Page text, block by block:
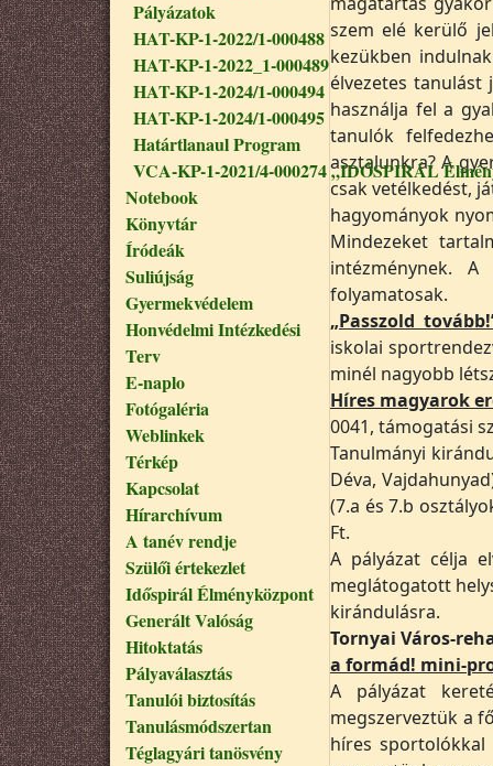
Pályázatok
HAT-KP-1-2022/1-000488
HAT-KP-1-2022_1-000489
HAT-KP-1-2024/1-000494
HAT-KP-1-2024/1-000495
Határtlanaul Program
VCA-KP-1-2021/4-000274 „IDŐSPIRÁL
Notebook
Könyvtár
Íródeák
Suliújság
Gyermekvédelem
Honvédelmi Intézkedési
Terv
E-naplo
Fotógaléria
Weblinkek
Térkép
Kapcsolat
Hírarchívum
A tanév rendje
Szülői értekezlet
Időspirál Élményközpont
Generált Valóság
Hitoktatás
Pályaválasztás
Tanulói biztosítás
Tanulásmódszertan
Téglagyári tanösvény
szem elé kerülő
kezükben
élvezetes
használja fel a
tanulók
asztalunkra? A
csak vetélkedést,
hagyományok
Mindezeket
intézménynek.
folyamatosak.
„Passzold
iskolai
minél nagyobb
Híres magyarok
0041, támogatási
Tanulmányi
Déva,
(7.a és 7.b
Ft.
A pályázat célja
meglátogatott
kirándulásra.
Tornyai Város-
a formád! mini-
A pályázat
megszerveztük a
híres sportolókkal